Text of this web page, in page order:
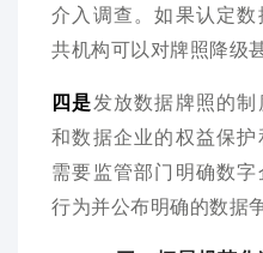
介入调查。如果认定
共机构可以对牌照降级
四是发放数据牌照的
和数据企业的权益保
需要监管部门明确数
行为并公布明确的数据